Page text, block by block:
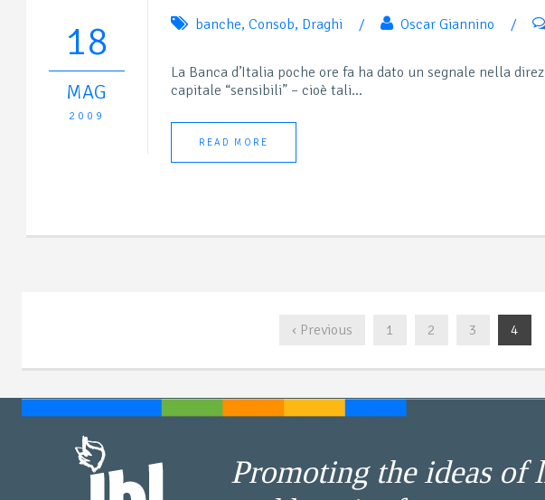
18
MAG
2009
banche, Consob, Draghi / Oscar Giannino /
La Banca d’Italia poche ore fa ha dato un segnale nella
capitale “sensibili” – cioè tali...
READ MORE
‹ Previous 1 2 3 4
Promoting the ideas of